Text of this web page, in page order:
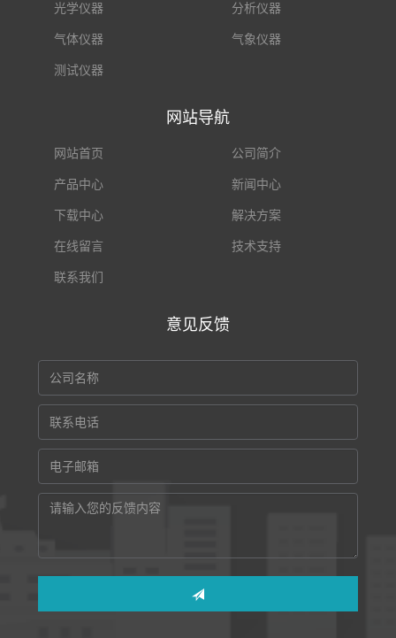
光学仪器 分析仪器
气体仪器 气象仪器
测试仪器
网站导航
网站首页 公司简介
产品中心 新闻中心
下载中心 解决方案
在线留言 技术支持
联系我们
意见反馈